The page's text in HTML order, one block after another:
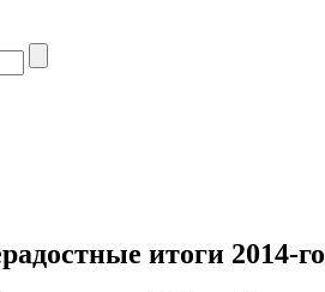
итоги 2014-го